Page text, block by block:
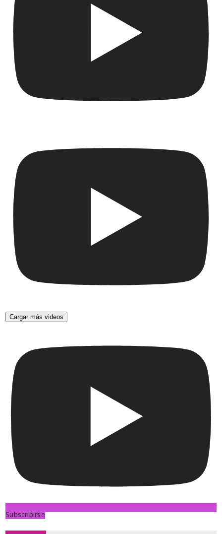
Cargar más videos
Subscribirse